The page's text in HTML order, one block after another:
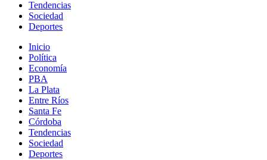
Tendencias
Sociedad
Deportes
Inicio
Política
Economía
PBA
La Plata
Entre Ríos
Santa Fe
Córdoba
Tendencias
Sociedad
Deportes